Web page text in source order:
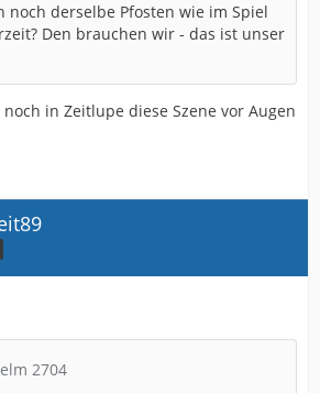
noch derselbe Pfosten wie im Spiel
Den brauchen wir - das ist unser
in Zeitlupe diese Szene vor Augen
2704